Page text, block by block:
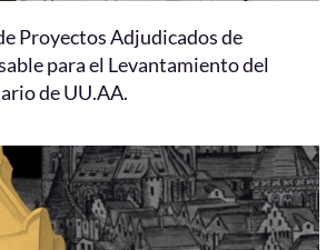
Proyectos Adjudicados de
para el Levantamiento del
de UU.AA.